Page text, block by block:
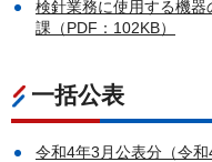
検針業務に使用する機
課（PDF：102KB）
一括公表
令和4年3月公表分（令